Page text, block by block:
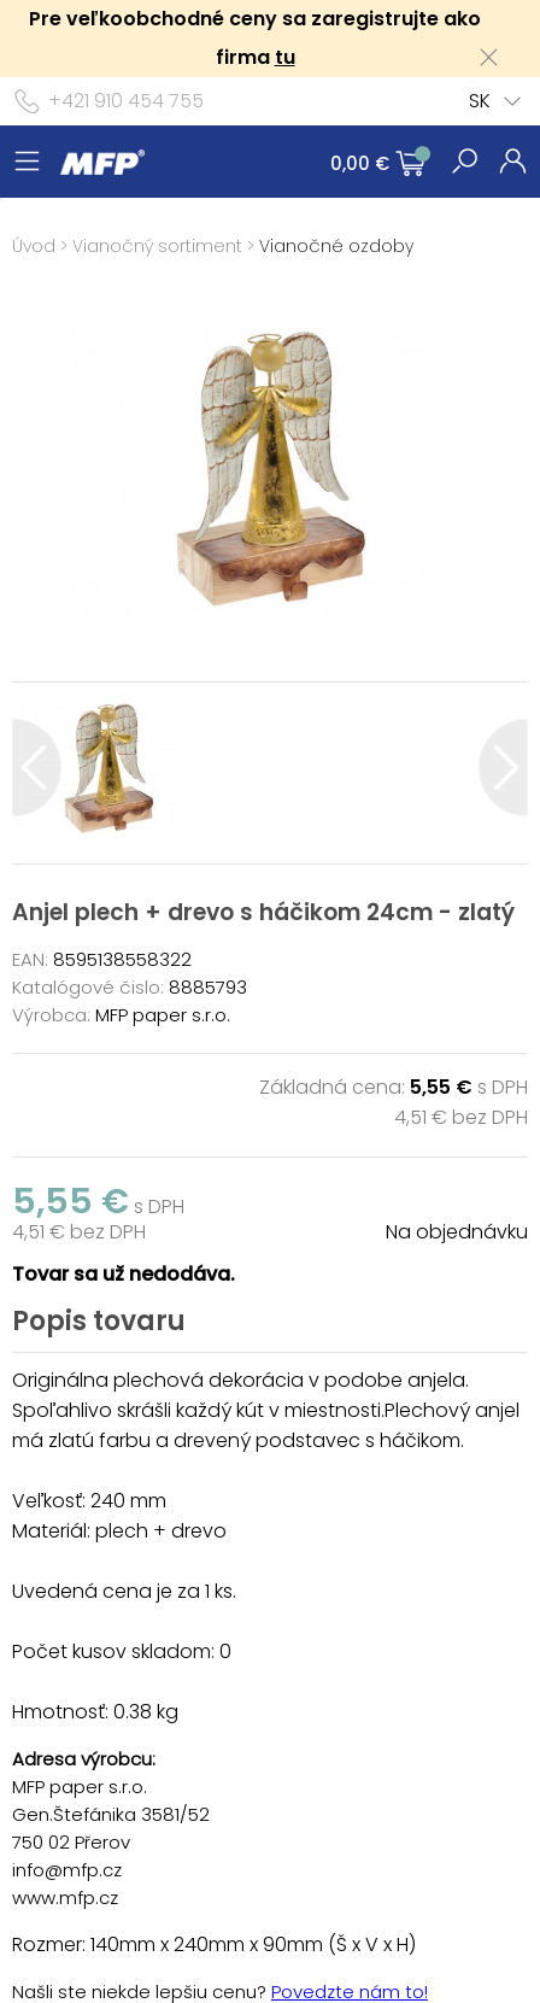
Pre veľkoobchodné ceny sa zaregistrujte ako
firma tu
+421 910 454 755
SK
0,00 €
Úvod > Vianočný sortiment > Vianočné ozdoby
Anjel plech + drevo s háčikom 24cm - zlatý
EAN: 8595138558322
Katalógové čislo: 8885793
Výrobca: MFP paper s.r.o.
Základná cena: 5,55 € s DPH
4,51 € bez DPH
5,55 € s DPH
4,51 € bez DPH
Na objednávku
Tovar sa už nedodáva.
Popis tovaru
Originálna plechová dekorácia v podobe anjela.
Spoľahlivo skrášli každý kút v miestnosti.Plechový anjel
má zlatú farbu a drevený podstavec s háčikom.
Veľkosť: 240 mm
Materiál: plech + drevo
Uvedená cena je za 1 ks.
Počet kusov skladom: 0
Hmotnosť: 0.38 kg
Adresa výrobcu:
MFP paper s.r.o.
Gen.Štefánika 3581/52
750 02 Přerov
info@mfp.cz
www.mfp.cz
Rozmer: 140mm x 240mm x 90mm (Š x V x H)
Našli ste niekde lepšiu cenu? Povedzte nám to!